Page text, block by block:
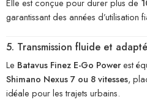
Elle est conçue pour durer plus de
garantissant des années d’utilisation
5. Transmission fluide et
Le Batavus Finez E-Go Powerest
Shimano Nexus 7 ou 8 vitesses,
idéale pour les trajets urbains.